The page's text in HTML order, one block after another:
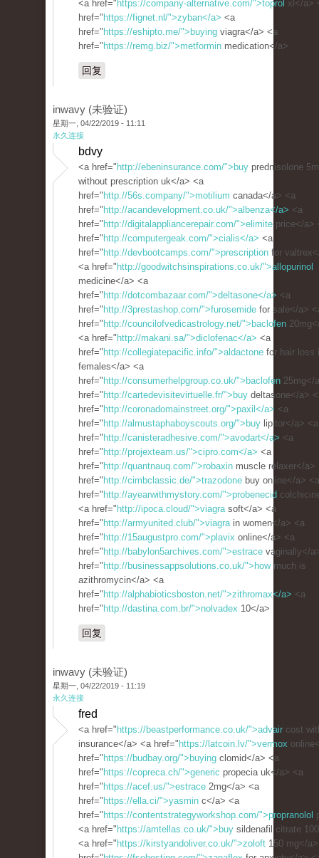
<a href=" https://company-alternative.com/">toprol xl</a>
href=" https://fignet.nl/">zyban</a> <a
href=" https://eshipto.me/">buying viagra</a> <a
href=" https://remg.biz/">metformin medication</a>
回复
inwavy (未验证)
星期一, 04/22/2019 - 11:11
永久连接
bdvy
<a href=" http://ebeninsurance.com/">buy prednisolone
without prescription uk</a> <a
href=" http://56s.company/">motilium canada</a> <a
href=" http://acandevelopment.co.uk/">albenza</a> <a
href=" http://digitalappliancerepair.com/">elimite price</a>
href=" http://computergeak.com/">cialis</a> <a
href=" http://devbootcamps.com/">prescription for
<a href=" http://goodwitchsinspirations.co.uk/">allopurinol
medicine</a> <a
href=" http://dotcombazaar.com/">deltasone</a> <a
href=" http://3prestashop.com/">furosemide for sale</a>
href=" http://councilofvedicastrology.net/">baclofen
<a href=" http://makani.sa/">diclofenac</a> <a
href=" http://collegiatepacific.info/">aldactone for hair loss
females</a> <a
href=" http://consumerhelpgroup.co.uk/">baclofen 25mg</
href=" http://cartedevisitevirtuelle.fr/">buy deltasone</a>
href=" http://coronadomainstreet.org/">paxil</a> <a
href=" http://almustaphaboyscouts.org/">buy lipitor</a> <a
href=" http://canisteradhesive.com/">avodart</a> <a
href=" http://projexteam.us/">cipro.com</a> <a
href=" http://quantnauq.com/">robaxin muscle relaxer</a>
href=" http://cimbclassic.de/">trazodone buy online</a> <a
href=" http://ayearwithmystory.com/">probenecid
<a href=" http://ipoca.cloud/">viagrasoft</a> <a
href=" http://armyunited.club/">viagrain women</a> <a
href=" http://15augustpro.com/">plavix online</a> <a
href=" http://babylon5archives.com/">estrace vaginally</
href=" http://businessappsolutions.co.uk/">howmuch is
azithromycin</a> <a
href=" http://alphabioticsboston.net/">zithromax</a> <a
href=" http://dastina.com.br/">nolvadex 10</a>
回复
inwavy (未验证)
星期一, 04/22/2019 - 11:19
永久连接
fred
<a href=" https://beastperformance.co.uk/">advair cost
insurance</a> <a href=" https://latcoin.lv/">vermox
href=" https://budbay.org/">buying clomid</a> <a
href=" https://copreca.ch/">generic propecia uk</a> <a
href=" https://acef.us/">estrace 2mg</a> <a
href=" https://ella.ci/">yasmin c</a> <a
href=" https://contentstrategyworkshop.com/">propranolol
<a href=" https://amtellas.co.uk/">buy sildenafil citrate
<a href=" https://kirstyandoliver.co.uk/">zoloft 150 mg</